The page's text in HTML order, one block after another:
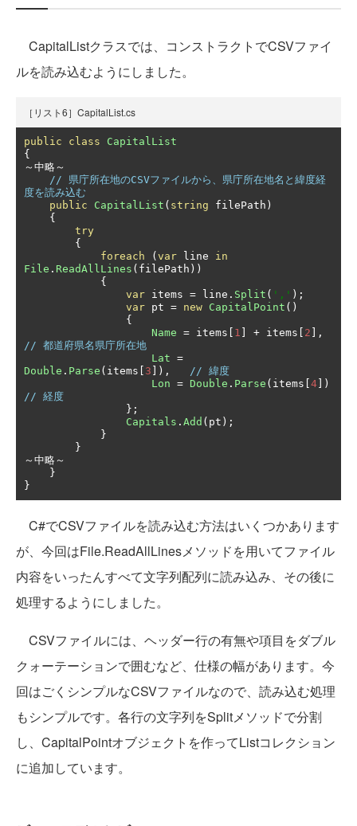
CapitalListクラスでは、コンストラクトでCSVファイ
ルを読み込むようにしました。
［リスト6］CapitalList.cs
public class
CapitalList
{
～中略～
// 県庁所在地のCSVファイルから、県庁所在地名と緯度経
度を読み込む
public
CapitalList ( string filePath )
{
try
{
foreach
( var line in
File . ReadAllLines ( filePath ))
{
var items = line . Split ( ',' );
var pt = new CapitalPoint ()
{
Name = items 1 + items 2 ],
// 都道府県名県庁所在地
Lat =
Double . Parse ( items 3 ]),
// 緯度
Lon = Double . Parse ( items 4 ])
// 経度
};
Capitals . Add ( pt );
}
}
～中略～
}
}
C#でCSVファイルを読み込む方法はいくつかあります
が、今回はFile.ReadAllLinesメソッドを用いてファイル
内容をいったんすべて文字列配列に読み込み、その後に
処理するようにしました。
CSVファイルには、ヘッダー行の有無や項目をダブル
クォーテーションで囲むなど、仕様の幅があります。今
回はごくシンプルなCSVファイルなので、読み込む処理
もシンプルです。各行の文字列をSplitメソッドで分割
し、CapitalPointオブジェクトを作ってListコレクション
に追加しています。